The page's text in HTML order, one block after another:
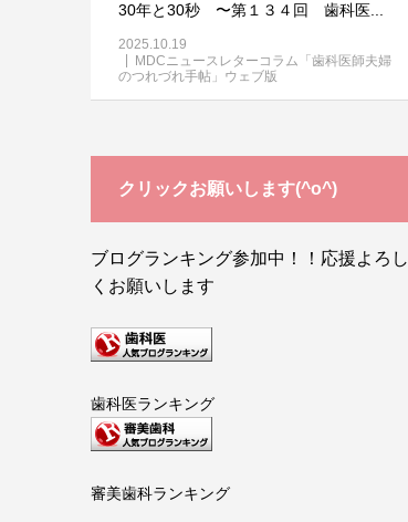
30年と30秒 〜第１３４回 歯科医...
2025.10.19
MDCニュースレターコラム「歯科医師夫婦
のつれづれ手帖」ウェブ版
クリックお願いします(^o^)
ブログランキング参加中！！応援よろし
くお願いします
歯科医ランキング
審美歯科ランキング